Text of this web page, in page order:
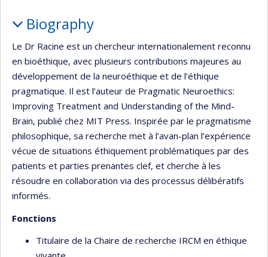
Biography
Le Dr Racine est un chercheur internationalement reconnu
en bioéthique, avec plusieurs contributions majeures au
développement de la neuroéthique et de l’éthique
pragmatique. Il est l’auteur de Pragmatic Neuroethics:
Improving Treatment and Understanding of the Mind-
Brain, publié chez MIT Press. Inspirée par le pragmatisme
philosophique, sa recherche met à l’avan-plan l’expérience
vécue de situations éthiquement problématiques par des
patients et parties prenantes clef, et cherche à les
résoudre en collaboration via des processus délibératifs
informés.
Fonctions
Titulaire de la Chaire de recherche IRCM en éthique